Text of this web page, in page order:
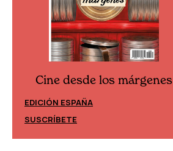
Cine desde los márgenes
EDICIÓN ESPAÑA
SUSCRÍBETE